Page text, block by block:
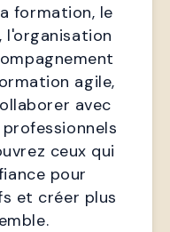
formation, le
l'organisation
agile,
avec
ceux qui
pour
et créer plus